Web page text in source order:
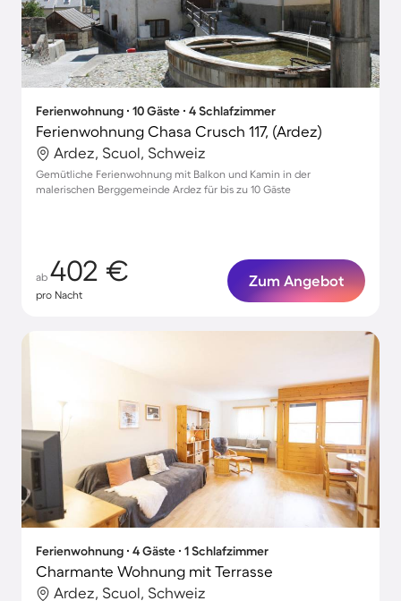
Ferienwohnung ∙ 10 Gäste ∙ 4 Schlafzimmer
Ferienwohnung Chasa Crusch 117, (Ardez)
Ardez, Scuol, Schweiz
Gemütliche Ferienwohnung mit Balkon und Kamin in der
malerischen Berggemeinde Ardez für bis zu 10 Gäste
ab 402 €
pro Nacht
Zum Angebot
Ferienwohnung ∙ 4 Gäste ∙ 1 Schlafzimmer
Charmante Wohnung mit Terrasse
Ardez, Scuol, Schweiz